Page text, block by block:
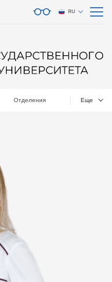
RU
Отделения Еще